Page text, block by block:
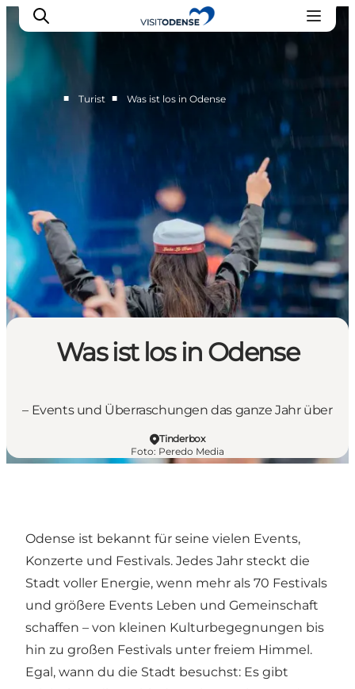
Odense erleben
Reiseplanung
Inspiration
■ Turist ■ Was ist los in Odense
Was ist los in Odense
– Events und Überraschungen das ganze Jahr über
Tinderbox
Foto: Peredo Media
Odense ist bekannt für seine vielen Events,
Konzerte und Festivals. Jedes Jahr steckt die
Stadt voller Energie, wenn mehr als 70 Festivals
und größere Events Leben und Gemeinschaft
schaffen – von kleinen Kulturbegegnungen bis
hin zu großen Festivals unter freiem Himmel.
Egal, wann du die Stadt besuchst: Es gibt